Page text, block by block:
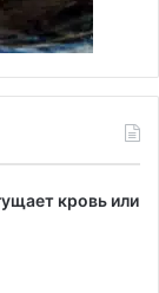
кровь или